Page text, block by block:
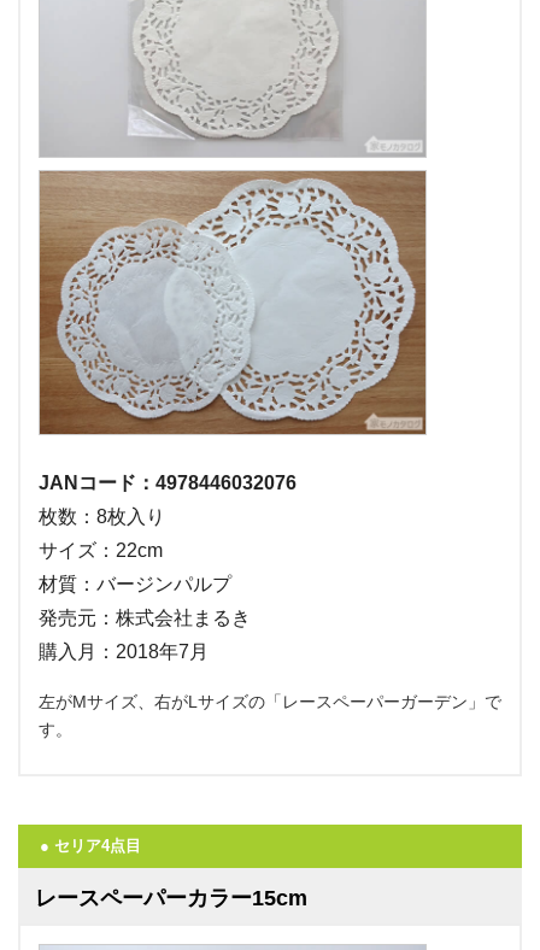
JANコード：4978446032076
枚数：8枚入り
サイズ：22cm
材質：バージンパルプ
発売元：株式会社まるき
購入月：2018年7月
左がMサイズ、右がLサイズの「レースペーパーガーデン」で
す。
● セリア4点目
レースペーパーカラー15cm